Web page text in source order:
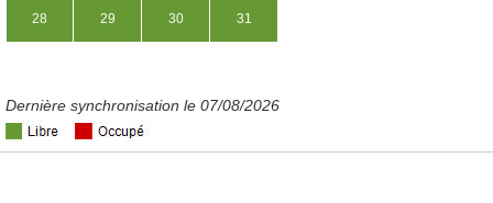
28 29 30 31
Dernière synchronisation le 07/08/2026